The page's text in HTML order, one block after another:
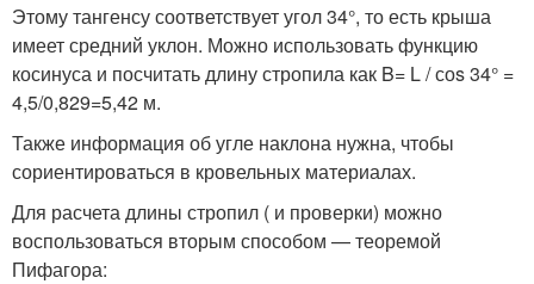
Этому тангенсу соответствует угол 34°, то есть крыша
имеет средний уклон. Можно использовать функцию
косинуса и посчитать длину стропила как B= L / соs 34° =
4,5/0,829=5,42 м.
Также информация об угле наклона нужна, чтобы
сориентироваться в кровельных материалах.
Для расчета длины стропил ( и проверки) можно
воспользоваться вторым способом — теоремой
Пифагора: